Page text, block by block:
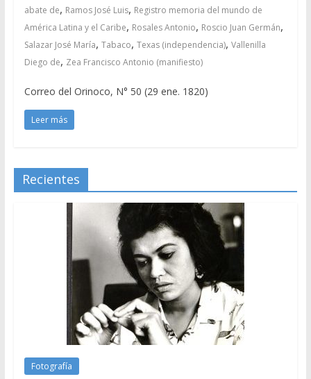
abate de, Ramos José Luis, Registro memoria del mundo de
América Latina y el Caribe, Rosales Antonio, Roscio Juan Germán,
Salazar José María, Tabaco, Texas (independencia), Vallenilla
Diego de, Zea Francisco Antonio (manifiesto)
Correo del Orinoco, N° 50 (29 ene. 1820)
Leer más
Recientes
Fotografía